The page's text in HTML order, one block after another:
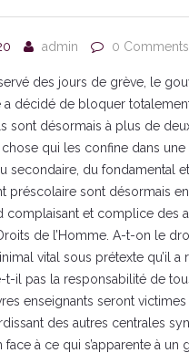
admin 0 Comments
des jours de grève, le
a décidé de bloquer
sont désormais à plus de
qui les confine dans
secondaire, du fondamental
préscolaire sont désormais
complaisant et complice des
de l’Homme. A-t-on le
vital sous prétexte qu’il a
t-il pas la responsabilité de
enseignants seront
des autres centrales
à ce qui s’apparente à un